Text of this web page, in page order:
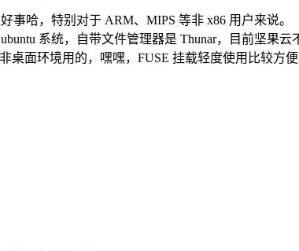
事哈，特别对于 ARM、MIPS 等非 x86 用户来说。
系统，自带文件管理器是 Thunar，目前坚果云
桌面环境用的，嘿嘿，FUSE 挂载轻度使用比较方便